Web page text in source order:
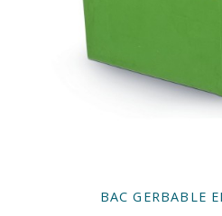
BAC GERBABLE